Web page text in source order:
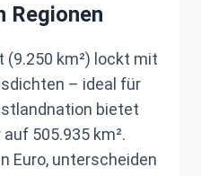
Regionen
(9.250 km²) lockt mit
– ideal für
bietet
505.935 km².
Euro, unterscheiden